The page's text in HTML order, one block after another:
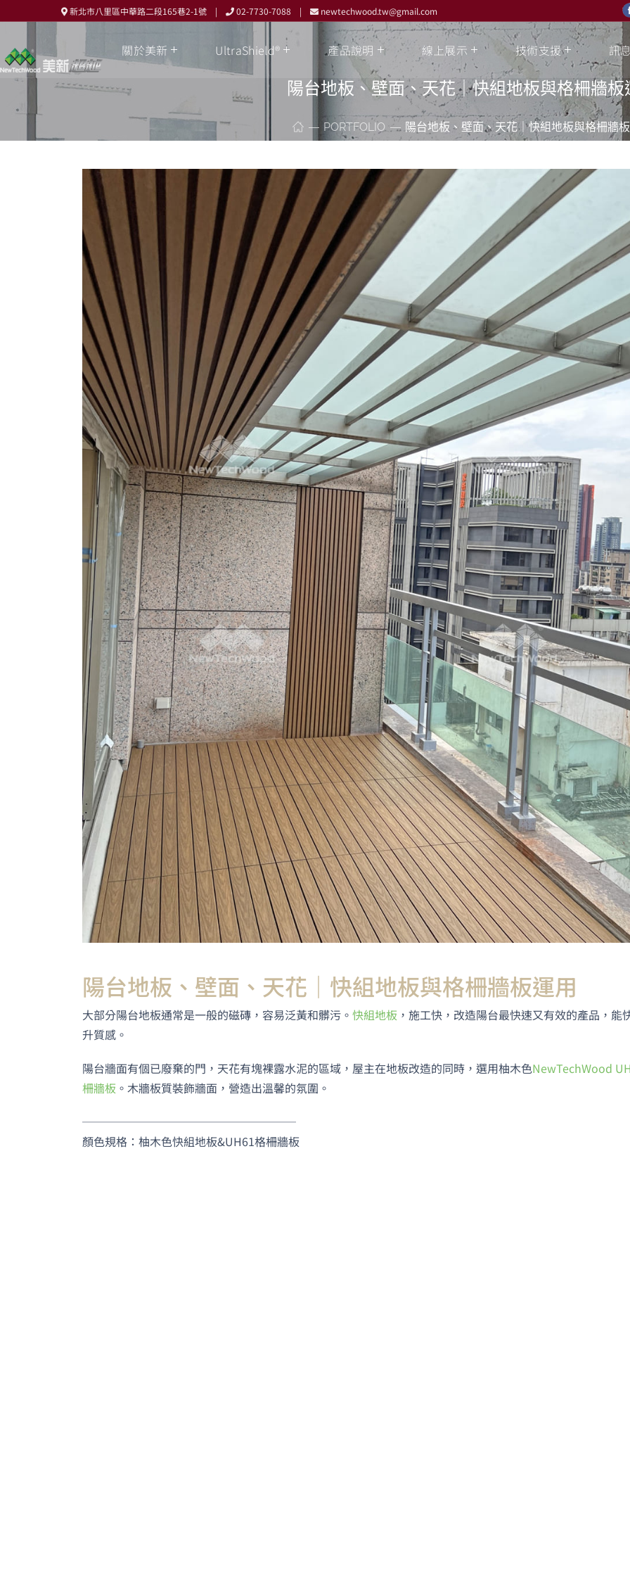
新北市八里區中華路二段165巷2-1號 | 02-7730-7088 | newtechwood.tw@gmail.com
關於美新 UltraShield® 產品說明 線上展示 技術支援 訊
陽台地板、壁面、天花｜快組地板與格柵牆板
PORTFOLIO 陽台地板、壁面、天花｜快組地板與格柵牆
陽台地板、壁面、天花｜快組地板與格柵牆板運用
大部分陽台地板通常是一般的磁磚，容易泛黃和髒污。 快組地板 ，施工快，改造陽台最快速又有效的產品，能
升質感。
​陽台牆面有個已廢棄的門，天花有塊裸露水泥的區域，屋主在地板改造的同時，選用柚木色NewTechWood
柵牆板 。木牆板質裝飾牆面，營造出溫馨的氛圍。
───────────────────
顏色規格：柚木色快組地板&UH61格柵牆板
19
加入官方
需要鋪設的
問，人員會
量並進一步
求後將配置
面」傳給妳
放軟體囉）
僅是想像！
擇美心呢～
較推薦看
去採訪總公
詳細介紹